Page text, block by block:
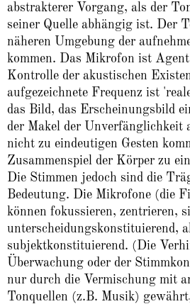
abstrakterer Vorgang, als der
seiner Quelle abhängig ist. Der
näheren Umgebung der
kommen. Das Mikrofon ist
Kontrolle der akustischen
aufgezeichnete Frequenz ist
das Bild, das Erscheinungsbild
der Makel der Unverfänglichkeit
nicht zu eindeutigen Gesten
Zusammenspiel der Körper zu
Die Stimmen jedoch sind die
Bedeutung. Die Mikrofone (die
können fokussieren, zentrieren,
unterscheidungskonstituierend,
subjektkonstituierend. (Die
Überwachung oder der
nur durch die Vermischung mit
Tonquellen (z.B. Musik)